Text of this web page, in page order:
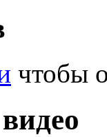
чтобы